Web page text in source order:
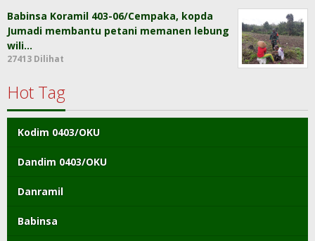
Babinsa Koramil 403-06/Cempaka, kopda
Jumadi membantu petani memanen lebung
wili…
27413 Dilihat
Hot Tag
Kodim 0403/OKU
Dandim 0403/OKU
Danramil
Babinsa